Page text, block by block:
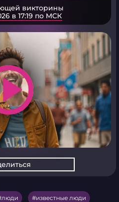
викторины
в 17:19 по МСК
люди известные люди